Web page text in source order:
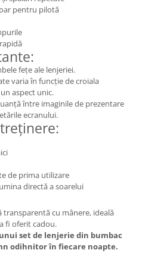
pentru pilotă
fețe ale lenjeriei.
varia în funcție de croiala
aspect unic.
între imaginile de prezentare
ecranului.
de prima utilizare
directă a soarelui
cu mânere, ideală
fi oferit cadou.
set de lenjerie din bumbac
odihnitor în fiecare noapte.